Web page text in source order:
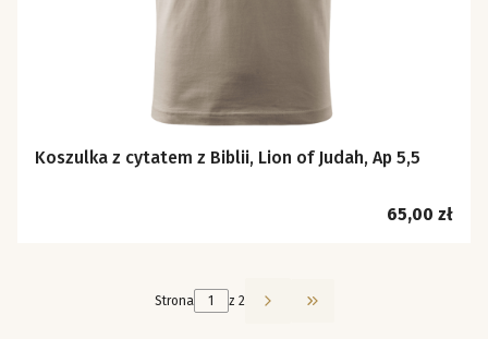
Koszulka z cytatem z Biblii, Lion of Judah, Ap 5,5
Cena
65,00 zł
Strona z 2 Przejdź do ostatniej